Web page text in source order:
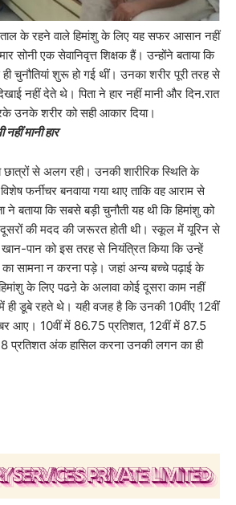
हिमांशु के लिए यह सफर आसान नहीं
सोनी एक सेवानिवृत्त शिक्षक हैं। उन्होंने बताया कि
चुनौतियां शुरू हो गई थीं। उनका शरीर पूरी तरह से
नहीं देते थे। पिता ने हार नहीं मानी और दिन.रात
उनके शरीर को सही आकार दिया।
मानी हार
छात्रों से अलग रही। उनकी शारीरिक स्थिति के
फर्नीचर बनवाया गया थाए ताकि वह आराम से
बताया कि सबसे बड़ी चुनौती यह थी कि हिमांशु को
की मदद की जरूरत होती थी। स्कूल में यूरिन से
पान को इस तरह से नियंत्रित किया कि उन्हें
का सामना न करना पड़े। जहां अन्य बच्चे पढ़ाई के
के लिए पढऩे के अलावा कोई दूसरा काम नहीं
ही डूबे रहते थे। यही वजह है कि उनकी 10वींए 12वीं
आए। 10वीं में 86.75 प्रतिशत, 12वीं में 87.5
प्रतिशत अंक हासिल करना उनकी लगन का ही